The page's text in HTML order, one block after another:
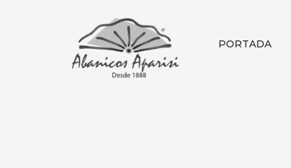
PORTADA